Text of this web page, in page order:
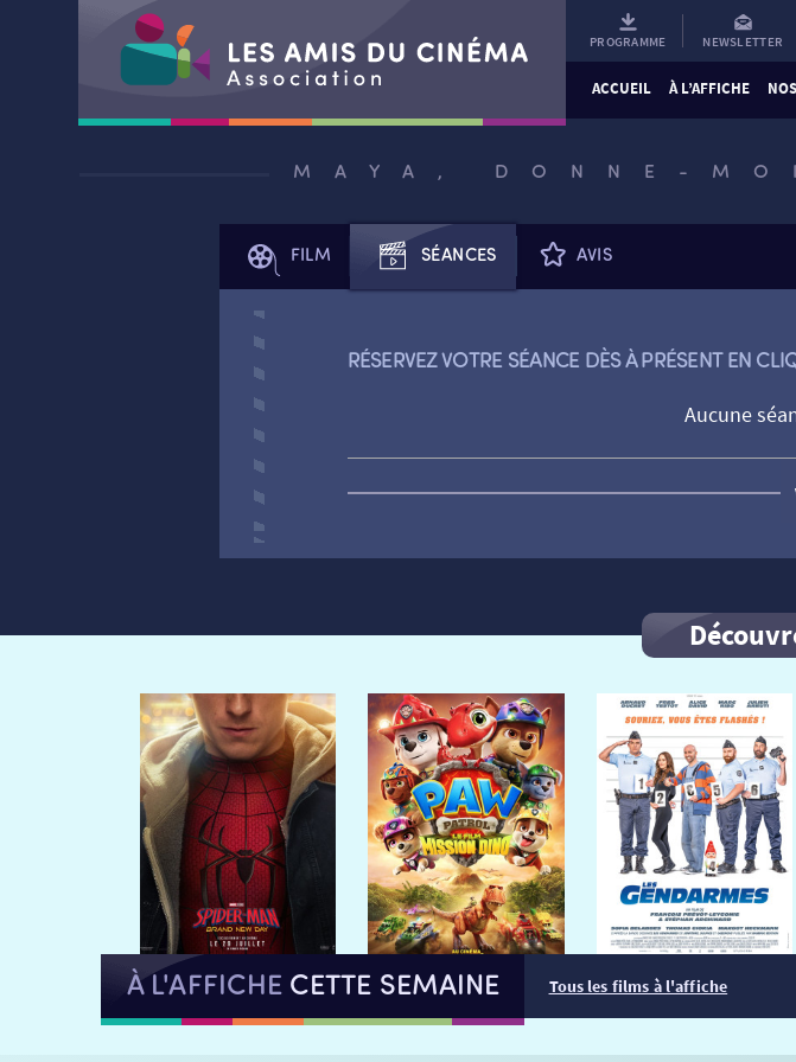
PROGRAMME NEWSLETTER
ACCUEIL À L’AFFICHE
MAYA, DONNE-
FILM SÉANCES AVIS
RÉSERVEZ VOTRE SÉANCE DÈS À PRÉSENT EN
Aucune
À L'AFFICHE CETTE SEMAINE Tous les films à l'affiche